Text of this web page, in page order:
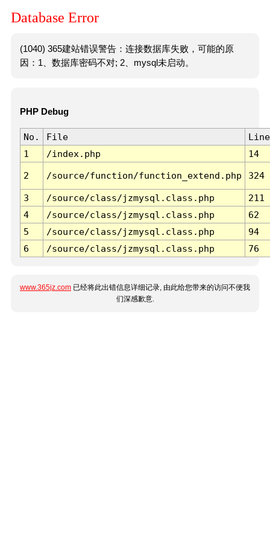
Database Error
(1040) 365建站错误警告：连接数据库失败，可能的原
因：1、数据库密码不对; 2、mysql未启动。
PHP Debug
No. File
Line
1
/index.php 14
2 /source/function/function_extend.php 324
3 /source/class/jzmysql.class.php
211
4
/source/class/jzmysql.class.php
62
5
/source/class/jzmysql.class.php
94
6
/source/class/jzmysql.class.php 76
www.365jz.com 已经将此出错信息详细记录, 由此给您带来的访问不便我
们深感歉意.